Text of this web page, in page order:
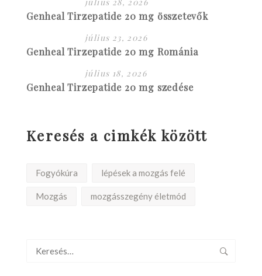
Genheal Tirzepatide 20 mg összetevők
július 23, 2026
Genheal Tirzepatide 20 mg Románia
július 18, 2026
Genheal Tirzepatide 20 mg szedése
Keresés a cimkék között
Fogyókúra lépések a mozgás felé
Mozgás mozgásszegény életmód